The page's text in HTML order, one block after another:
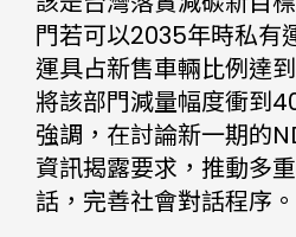
門若可以2035年時私有
運具占新售車輛比例達
將該部門減量幅度衝到
強調，在討論新一期的
資訊揭露要求，推動多
話，完善社會對話程序。